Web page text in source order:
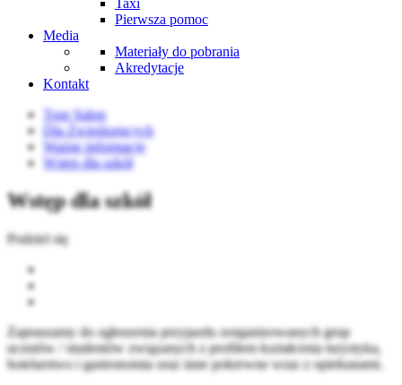
Taxi
Pierwsza pomoc
Media
Materiały do pobrania
Akredytacje
Kontakt
Tour Salon
Dla Zwiedzających
Ważne informacje
Wstęp dla szkół
Wstęp dla szkół
Podziel się
Zapraszamy do zgłoszenia przyjazdu zorganizowanych grup
uczniów / studentów związanych z profilem kształcenia turystyka,
hotelarstwo i gastronomia oraz inne pokrewne wraz z opiekunami.